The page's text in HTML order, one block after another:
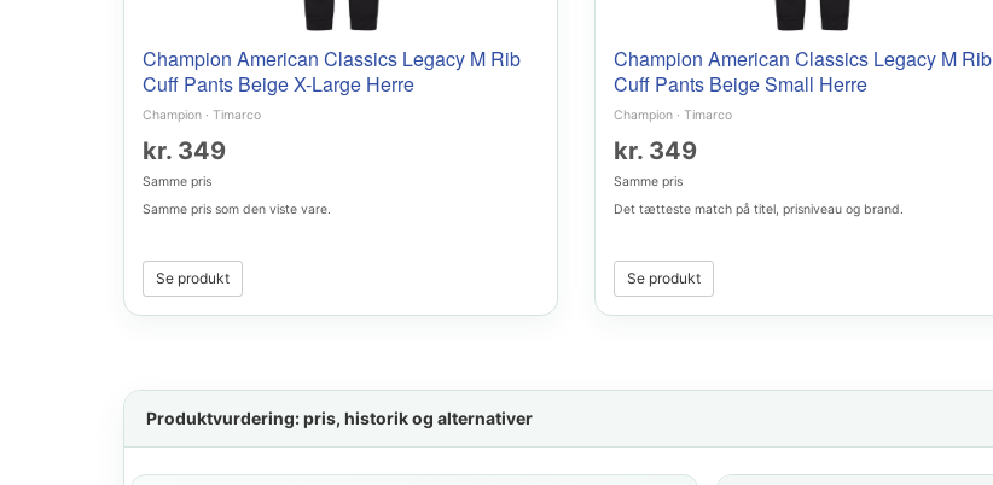
Champion American Classics Legacy M Rib
Cuff Pants Beige X-Large Herre
Champion · Timarco
kr. 349
Samme pris
Samme pris som den viste vare.
Se produkt
Champion American Classics Legacy M Rib
Cuff Pants Beige Small Herre
Champion · Timarco
kr. 349
Samme pris
Det tætteste match på titel, prisniveau og brand.
Se produkt
Produktvurdering: pris, historik og alternativer